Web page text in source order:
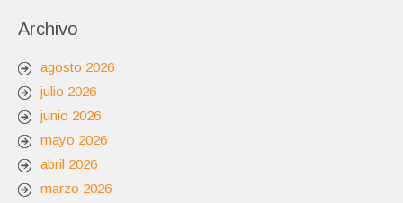
Archivo
agosto 2026
julio 2026
junio 2026
mayo 2026
abril 2026
marzo 2026